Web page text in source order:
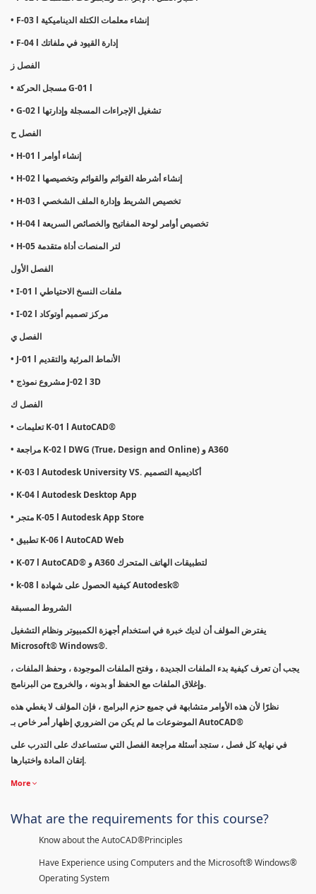
• F-03 l إنشاء معلمات الكتلة الديناميكية
• F-04 l إدارة القيود في ملفاتك
الفصل ز
• مسجل الحركة G-01 l
• G-02 l تشغيل الإجراءات المسجلة وإدارتها
الفصل ح
• H-01 l إنشاء أوامر
• H-02 l إنشاء أشرطة القوائم والقوائم وتخصيصها
• H-03 l تخصيص الشريط وإدارة الملف الشخصي
• H-04 l تخصيص أوامر لوحة المفاتيح والخصائص السريعة
• H-05 لتر المنصات أداة متقدمة
الفصل الأول
• I-01 l ملفات النسخ الاحتياطي
• I-02 l مركز تصميم أوتوكاد
الفصل ي
• J-01 l الأنماط المرئية والتقديم
• مشروع نموذج J-02 l 3D
الفصل ك
• تعليمات K-01 l AutoCAD®
• مراجعة K-02 l DWG (True، Design and Online) و A360
• K-03 l Autodesk University VS. أكاديمية التصميم
• K-04 l Autodesk Desktop App
• متجر K-05 l Autodesk App Store
• تطبيق K-06 l AutoCAD Web
• K-07 l AutoCAD® و A360 لتطبيقات الهاتف المتحرك
• k-08 l كيفية الحصول على شهادة Autodesk®
الشروط المسبقة
يفترض المؤلف أن لديك خبرة في استخدام أجهزة الكمبيوتر ونظام التشغيل
Microsoft® Windows®.
يجب أن تعرف كيفية بدء الملفات الجديدة ، وفتح الملفات الموجودة ، وحفظ الملفات ،
وإغلاق الملفات مع الحفظ أو بدونه ، والخروج من البرنامج.
نظرًا لأن هذه الأوامر متشابهة في جميع حزم البرامج ، فإن المؤلف لا يغطي هذه
الموضوعات ما لم يكن من الضروري إظهار أمر خاص بـ AutoCAD®
في نهاية كل فصل ، ستجد أسئلة مراجعة الفصل التي ستساعدك على التدرب على
إتقان المادة واختبارها.
More
What are the requirements for this course?
Know about the AutoCAD®Principles
Have Experience using Computers and the Microsoft® Windows®
Operating System